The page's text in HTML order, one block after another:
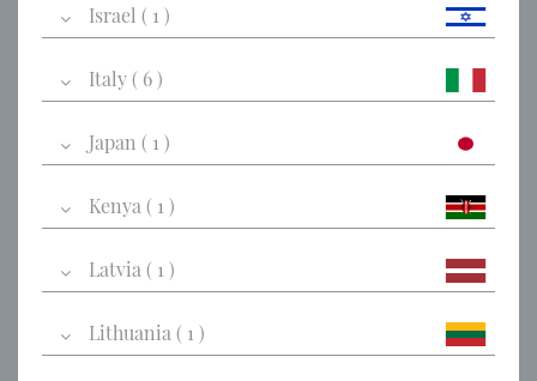
Israel ( 1 )
Italy ( 6 )
Japan ( 1 )
Kenya ( 1 )
Latvia ( 1 )
Lithuania ( 1 )